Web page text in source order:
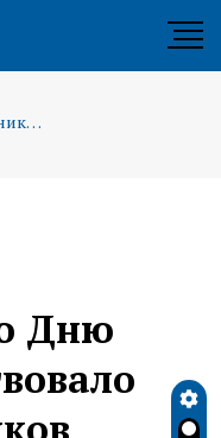
В субботнике ко Дню города поучаствовало более 1600 туляков
Дню